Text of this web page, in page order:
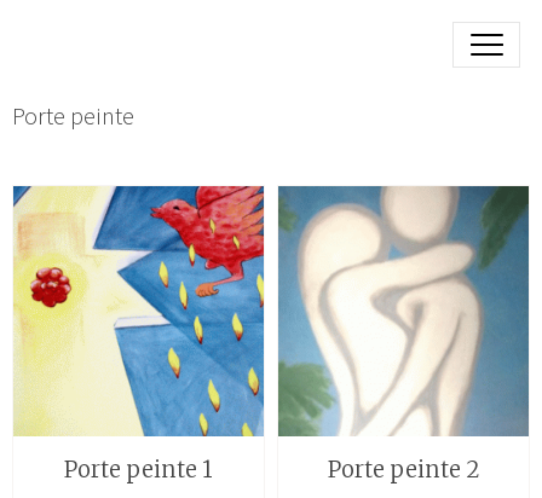
Porte peinte
Porte peinte 1 Porte peinte 2